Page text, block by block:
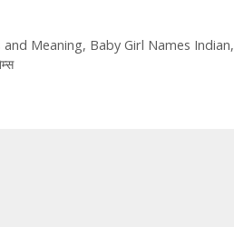
and Meaning, Baby Girl Names Indian,